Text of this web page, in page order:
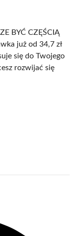
BYĆ CZĘŚCIĄ
już od 34,7 zł
się do Twojego
rozwijać się